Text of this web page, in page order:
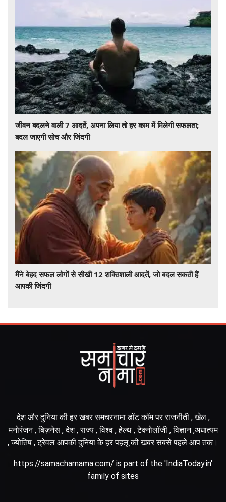
जीवन बदलने वाली 7 आदतें, अपना लिया तो हर काम में मिलेगी सफलता;
बदल जाएगी सोच और जिंदगी
मैंने बेहद सफल लोगों से सीखी 12 शक्तिशाली आदतें, जो बदल सकती हैं
आपकी जिंदगी
देश और दुनिया की हर खबर समचरनामा डॉट कॉम पर राजनीती , खेल ,
मनोरंजन , बिज़नेस , देश , राज्य , विश्व , हेल्थ , टेक्नोलॉजी , विज्ञान ,अधात्यम
, ज्योतिष , ट्रेवल आपकी दुनिया के हर पहलू की खबर सबसे पहले आप तक।
https://samacharnama.com/ is part of the 'IndiaToday.in'
family of sites